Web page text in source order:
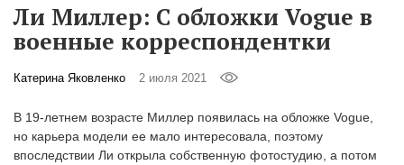
Ли Миллер: С обложки Vogue в
военные корреспондентки
Катерина Яковленко 2 июля 2021
В 19-летнем возрасте Миллер появилась на обложке Vogue,
но карьера модели ее мало интересовала, поэтому
впоследствии Ли открыла собственную фотостудию, а потом